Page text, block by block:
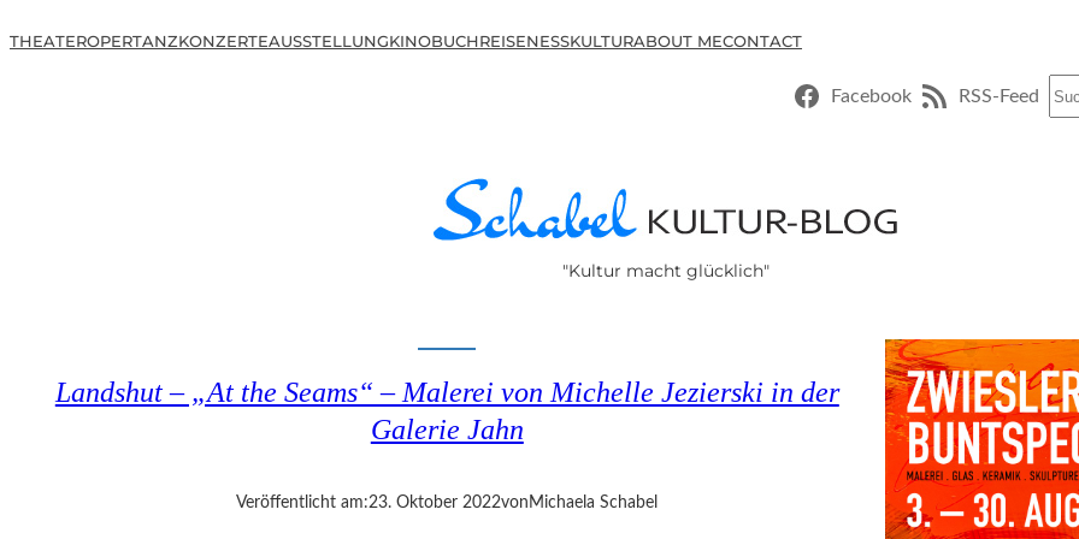
THEATEROPERTANZKONZERTEAUSSTELLUNGKINOBUCHREISENESSKULTURABOUT MECONTACT
Facebook RSS-Feed
"Kultur macht glücklich"
Landshut – „At the Seams“ – Malerei von Michelle Jezierski in der
Galerie Jahn
Veröffentlicht am:23. Oktober 2022von Michaela Schabel